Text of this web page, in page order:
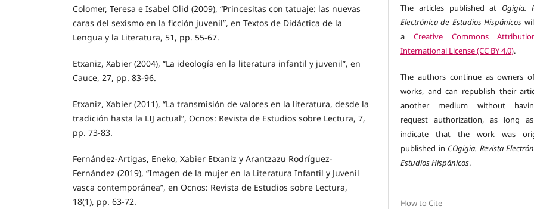
Colomer, Teresa e Isabel Olid (2009), “Princesitas con tatuaje: las nuevas
caras del sexismo en la ficción juvenil”, en Textos de Didáctica de la
Lengua y la Literatura, 51, pp. 55-67.
Etxaniz, Xabier (2004), “La ideología en la literatura infantil y juvenil”, en
Cauce, 27, pp. 83-96.
Etxaniz, Xabier (2011), “La transmisión de valores en la literatura, desde la
tradición hasta la LIJ actual”, Ocnos: Revista de Estudios sobre Lectura, 7,
pp. 73-83.
Fernández-Artigas, Eneko, Xabier Etxaniz y Arantzazu Rodríguez-
Fernández (2019), “Imagen de la mujer en la Literatura Infantil y Juvenil
vasca contemporánea”, en Ocnos: Revista de Estudios sobre Lectura,
18(1), pp. 63-72.
The articles published at Ogigia.
Electrónica de Estudios Hispánicos
a Creative Commons
International License (CC BY 4.0).
The authors continue as owners
works, and can republish their
another medium without
request authorization, as long
indicate that the work was
published in COgigia. Revista
Estudios Hispánicos.
How to Cite